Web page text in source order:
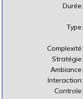
Durée:
Type:
Complexité:
Stratégie:
Ambiance:
Interaction:
Controle: